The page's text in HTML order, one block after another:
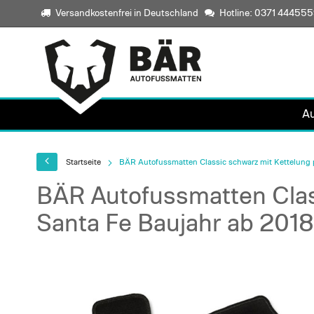
Versandkostenfrei in Deutschland Hotline: 0371
Startseite BÄR Autofussmatten Classic schwarz mit
BÄR Autofussmatten
Santa Fe Baujahr ab 2018